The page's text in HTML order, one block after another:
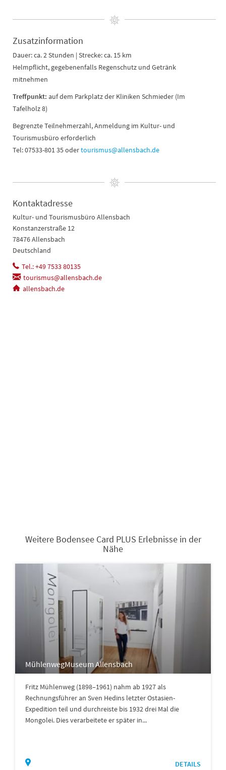
Zusatzinformation
Dauer: ca. 2 Stunden | Strecke: ca. 15 km
Helmpflicht, gegebenenfalls Regenschutz und Getränk
mitnehmen
Treffpunkt: auf dem Parkplatz der Kliniken Schmieder (Im
Tafelholz 8)
Begrenzte Teilnehmerzahl, Anmeldung im Kultur- und
Tourismusbüro erforderlich
Tel: 07533-801 35 odertourismus@allensbach.de
Kontaktadresse
Kultur- und Tourismusbüro Allensbach
Konstanzerstraße 12
78476 Allensbach
Deutschland
Tel.: +49 7533 80135
tourismus@allensbach.de
allensbach.de
Weitere Bodensee Card PLUS Erlebnisse in der
Nähe
MühlenwegMuseum Allensbach
Fritz Mühlenweg (1898–1961) nahm ab 1927 als
Rechnungsführer an Sven Hedins letzter Ostasien-
Expedition teil und durchreiste bis 1932 drei Mal die
Mongolei. Dies verarbeitete er später in...
DETAILS